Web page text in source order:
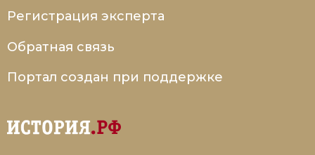
Регистрация эксперта
Обратная связь
Портал создан при поддержке